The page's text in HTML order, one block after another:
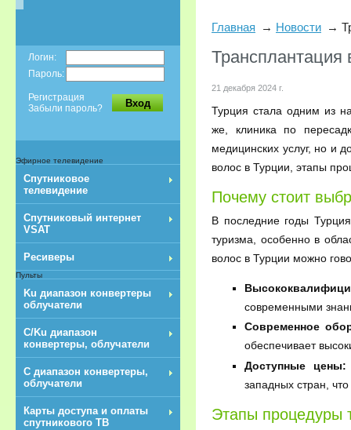
Главная Новости
Трансплантация
21 декабря 2024 г.
Турция стала одним из
же, клиника по
медицинских услуг, но и
волос в Турции, этапы
Почему стоит
В последние годы
туризма, особенно в
волос в Турции можно
современными
Современное
обеспечивает
Доступные цены:
западных стран,
Этапы процедуры
Логин:
Пароль:
Регистрация
Забыли пароль?
Вход
Эфирное телевидение
Спутниковое
телевидение
Спутниковый интернет
VSAT
Ресиверы
Пульты
Ku диапазон конвертеры
облучатели
C/Ku диапазон
конвертеры, облучатели
С диапазон конвертеры,
облучатели
Карты доступа и оплаты
спутникового ТВ